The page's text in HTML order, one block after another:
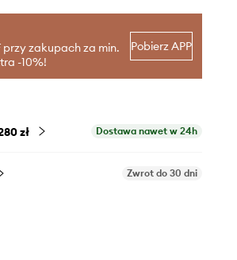
przy zakupach za min.
-10%!
Pobierz APP
zł Dostawa nawet w 24h
Zwrot do 30 dni